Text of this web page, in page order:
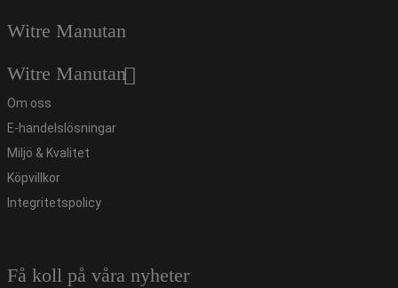
Witre Manutan
Witre Manutan
Om oss
E-handelslösningar
Miljö & Kvalitet
Köpvillkor
Integritetspolicy
Få koll på våra nyheter